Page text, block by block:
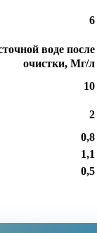
6
воде после
очистки, Мг/л
10
2
0,8
1,1
0,5